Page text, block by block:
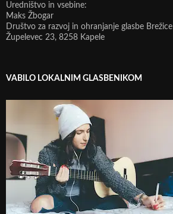
Uredništvo in vsebine:
Maks Žbogar
Društvo za razvoj in ohranjanje glasbe Brežice
Župelevec 23, 8258 Kapele
VABILO LOKALNIM GLASBENIKOM